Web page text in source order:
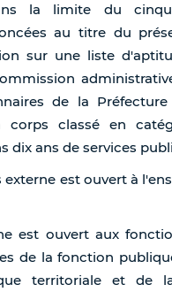
la limite du
au titre du
sur une liste
de la
corps classé en
dix ans de services
externe est ouvert à
est ouvert aux
de la fonction
territoriale et de